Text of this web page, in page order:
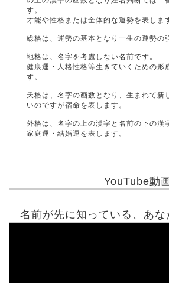
す。
才能や性格または全体的な運勢を表しま
総格は、運勢の基本となり一生の運勢の
地格は、名字を考慮しない名前です。
健康運・人格性格等生きていくための形
す。
天格は、名字の画数となり、生まれて新
いのですが宿命を表します。
外格は、名字の上の漢字と名前の下の漢
家庭運・結婚運を表します。
YouTube動
名前が先に知っている、あな